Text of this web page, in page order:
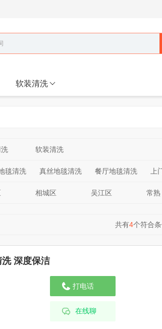
软装清洗
软装清洗
毯清洗 真丝地毯清洗 餐厅地毯清洗 上
相城区 吴江区 常熟
共有4个符合
深度保洁
打电话
在线聊